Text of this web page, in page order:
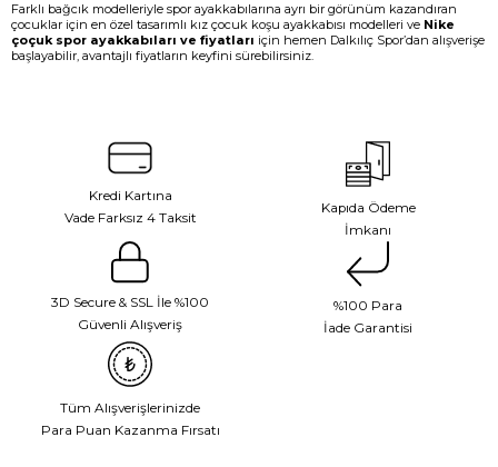
Farklı bağcık modelleriyle spor ayakkabılarına ayrı bir görünüm kazandıran
çocuklar için en özel tasarımlı kız çocuk koşu ayakkabısı modelleri ve Nike
çoçuk spor ayakkabıları ve fiyatları için hemen Dalkılıç Spor’dan alışverişe
başlayabilir, avantajlı fiyatların keyfini sürebilirsiniz.
Kredi Kartına
Vade Farksız 4 Taksit
Kapıda Ödeme
İmkanı
3D Secure & SSL İle %100
Güvenli Alışveriş
%100 Para
İade Garantisi
Tüm Alışverişlerinizde
Para Puan Kazanma Fırsatı